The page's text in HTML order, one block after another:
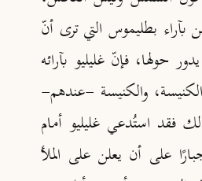
بآراء بطليموس التي ترى أنّ
حولها، فإنّ غليليو بآرائه
والكنيسة -عندهم-
فقد استُدعي غليليو أمام
على أن يعلن على الملأ